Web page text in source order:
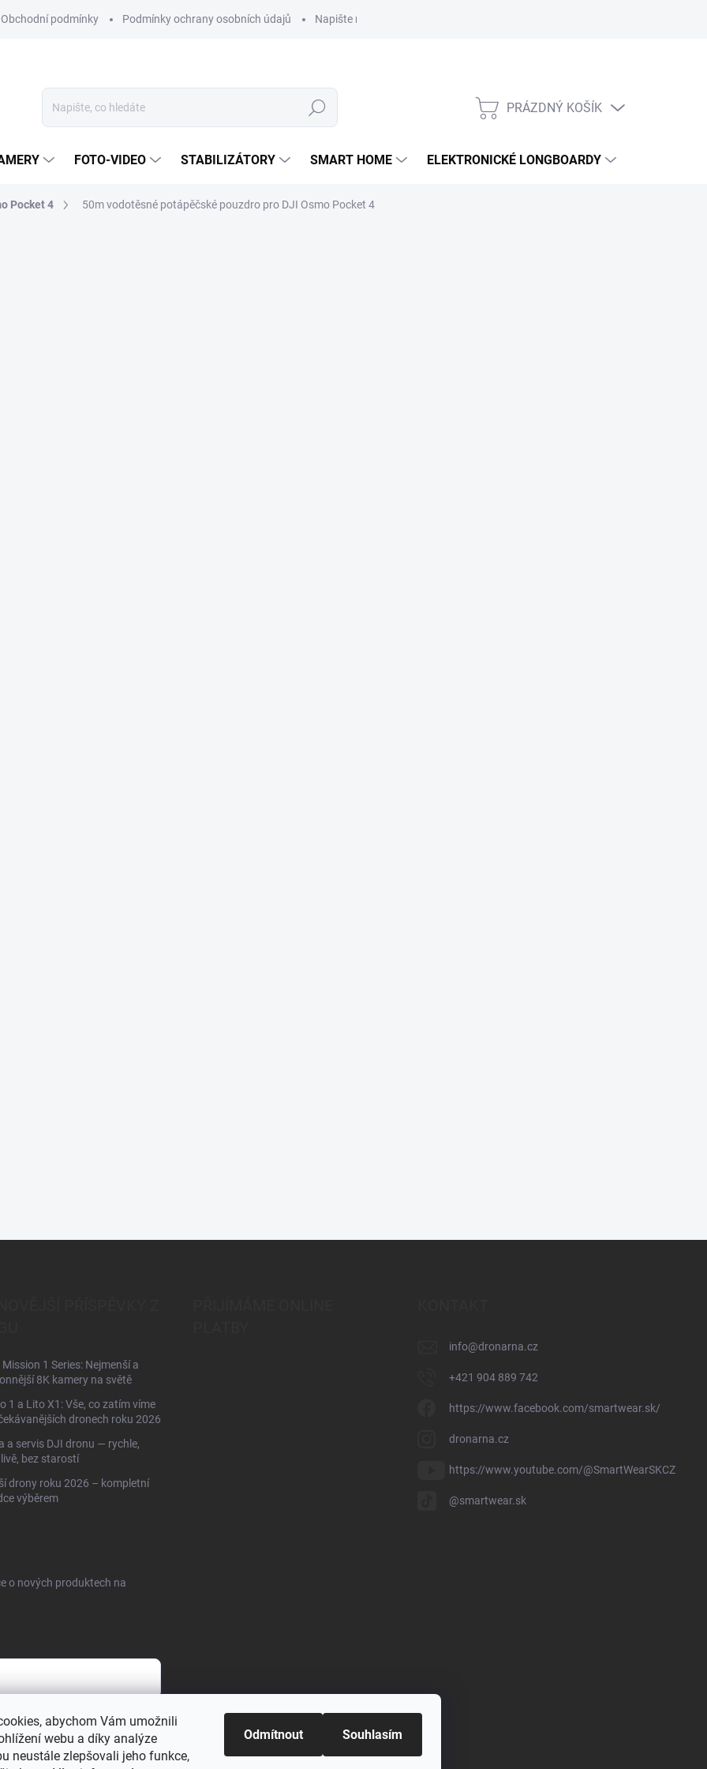
abychom Vám umožnili
webu a díky analýze
neustále zlepšovali jeho funkce,
Odmítnout Souhlasím
Obchodní podmínky Podmínky ochrany osobních údajů Napište nám
Hledat
NÁKUPNÍ
PRÁZDNÝ KOŠÍK
FOTO-VIDEO STABILIZÁTORY SMART HOME ELEKTRONICKÉ LONGBOARDY
Pocket 4 50m vodotěsné potápěčské pouzdro pro DJI Osmo Pocket 4
1 Series: Nejmenší a
8K kamery na světě
1 a Lito X1: Vše, co zatím víme
dronech roku 2026
a servis DJI dronu — rychle,
bez starostí
drony roku 2026 – kompletní
výběrem
info@dronarna.cz
+421 904 889 742
https://www.facebook.com/smartwear.sk/
dronarna.cz
https://www.youtube.com/@SmartWearSKCZ
@smartwear.sk
o nových produktech na
údajů